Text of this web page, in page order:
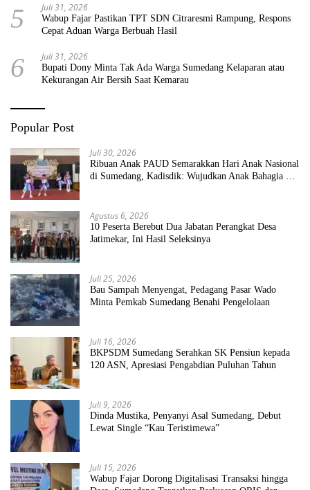
5 Juli 31, 2026
Wabup Fajar Pastikan TPT SDN Citraresmi Rampung, Respons
Cepat Aduan Warga Berbuah Hasil
6 Juli 31, 2026
Bupati Dony Minta Tak Ada Warga Sumedang Kelaparan atau
Kekurangan Air Bersih Saat Kemarau
Popular Post
Juli 30, 2026
Ribuan Anak PAUD Semarakkan Hari Anak Nasional
di Sumedang, Kadisdik: Wujudkan Anak Bahagia dan
Agustus 6, 2026
10 Peserta Berebut Dua Jabatan Perangkat Desa
Jatimekar, Ini Hasil Seleksinya
Juli 25, 2026
Bau Sampah Menyengat, Pedagang Pasar Wado
Minta Pemkab Sumedang Benahi Pengelolaan
Juli 16, 2026
BKPSDM Sumedang Serahkan SK Pensiun kepada
120 ASN, Apresiasi Pengabdian Puluhan Tahun
Juli 9, 2026
Dinda Mustika, Penyanyi Asal Sumedang, Debut
Lewat Single “Kau Teristimewa”
Juli 15, 2026
Wabup Fajar Dorong Digitalisasi Transaksi hingga